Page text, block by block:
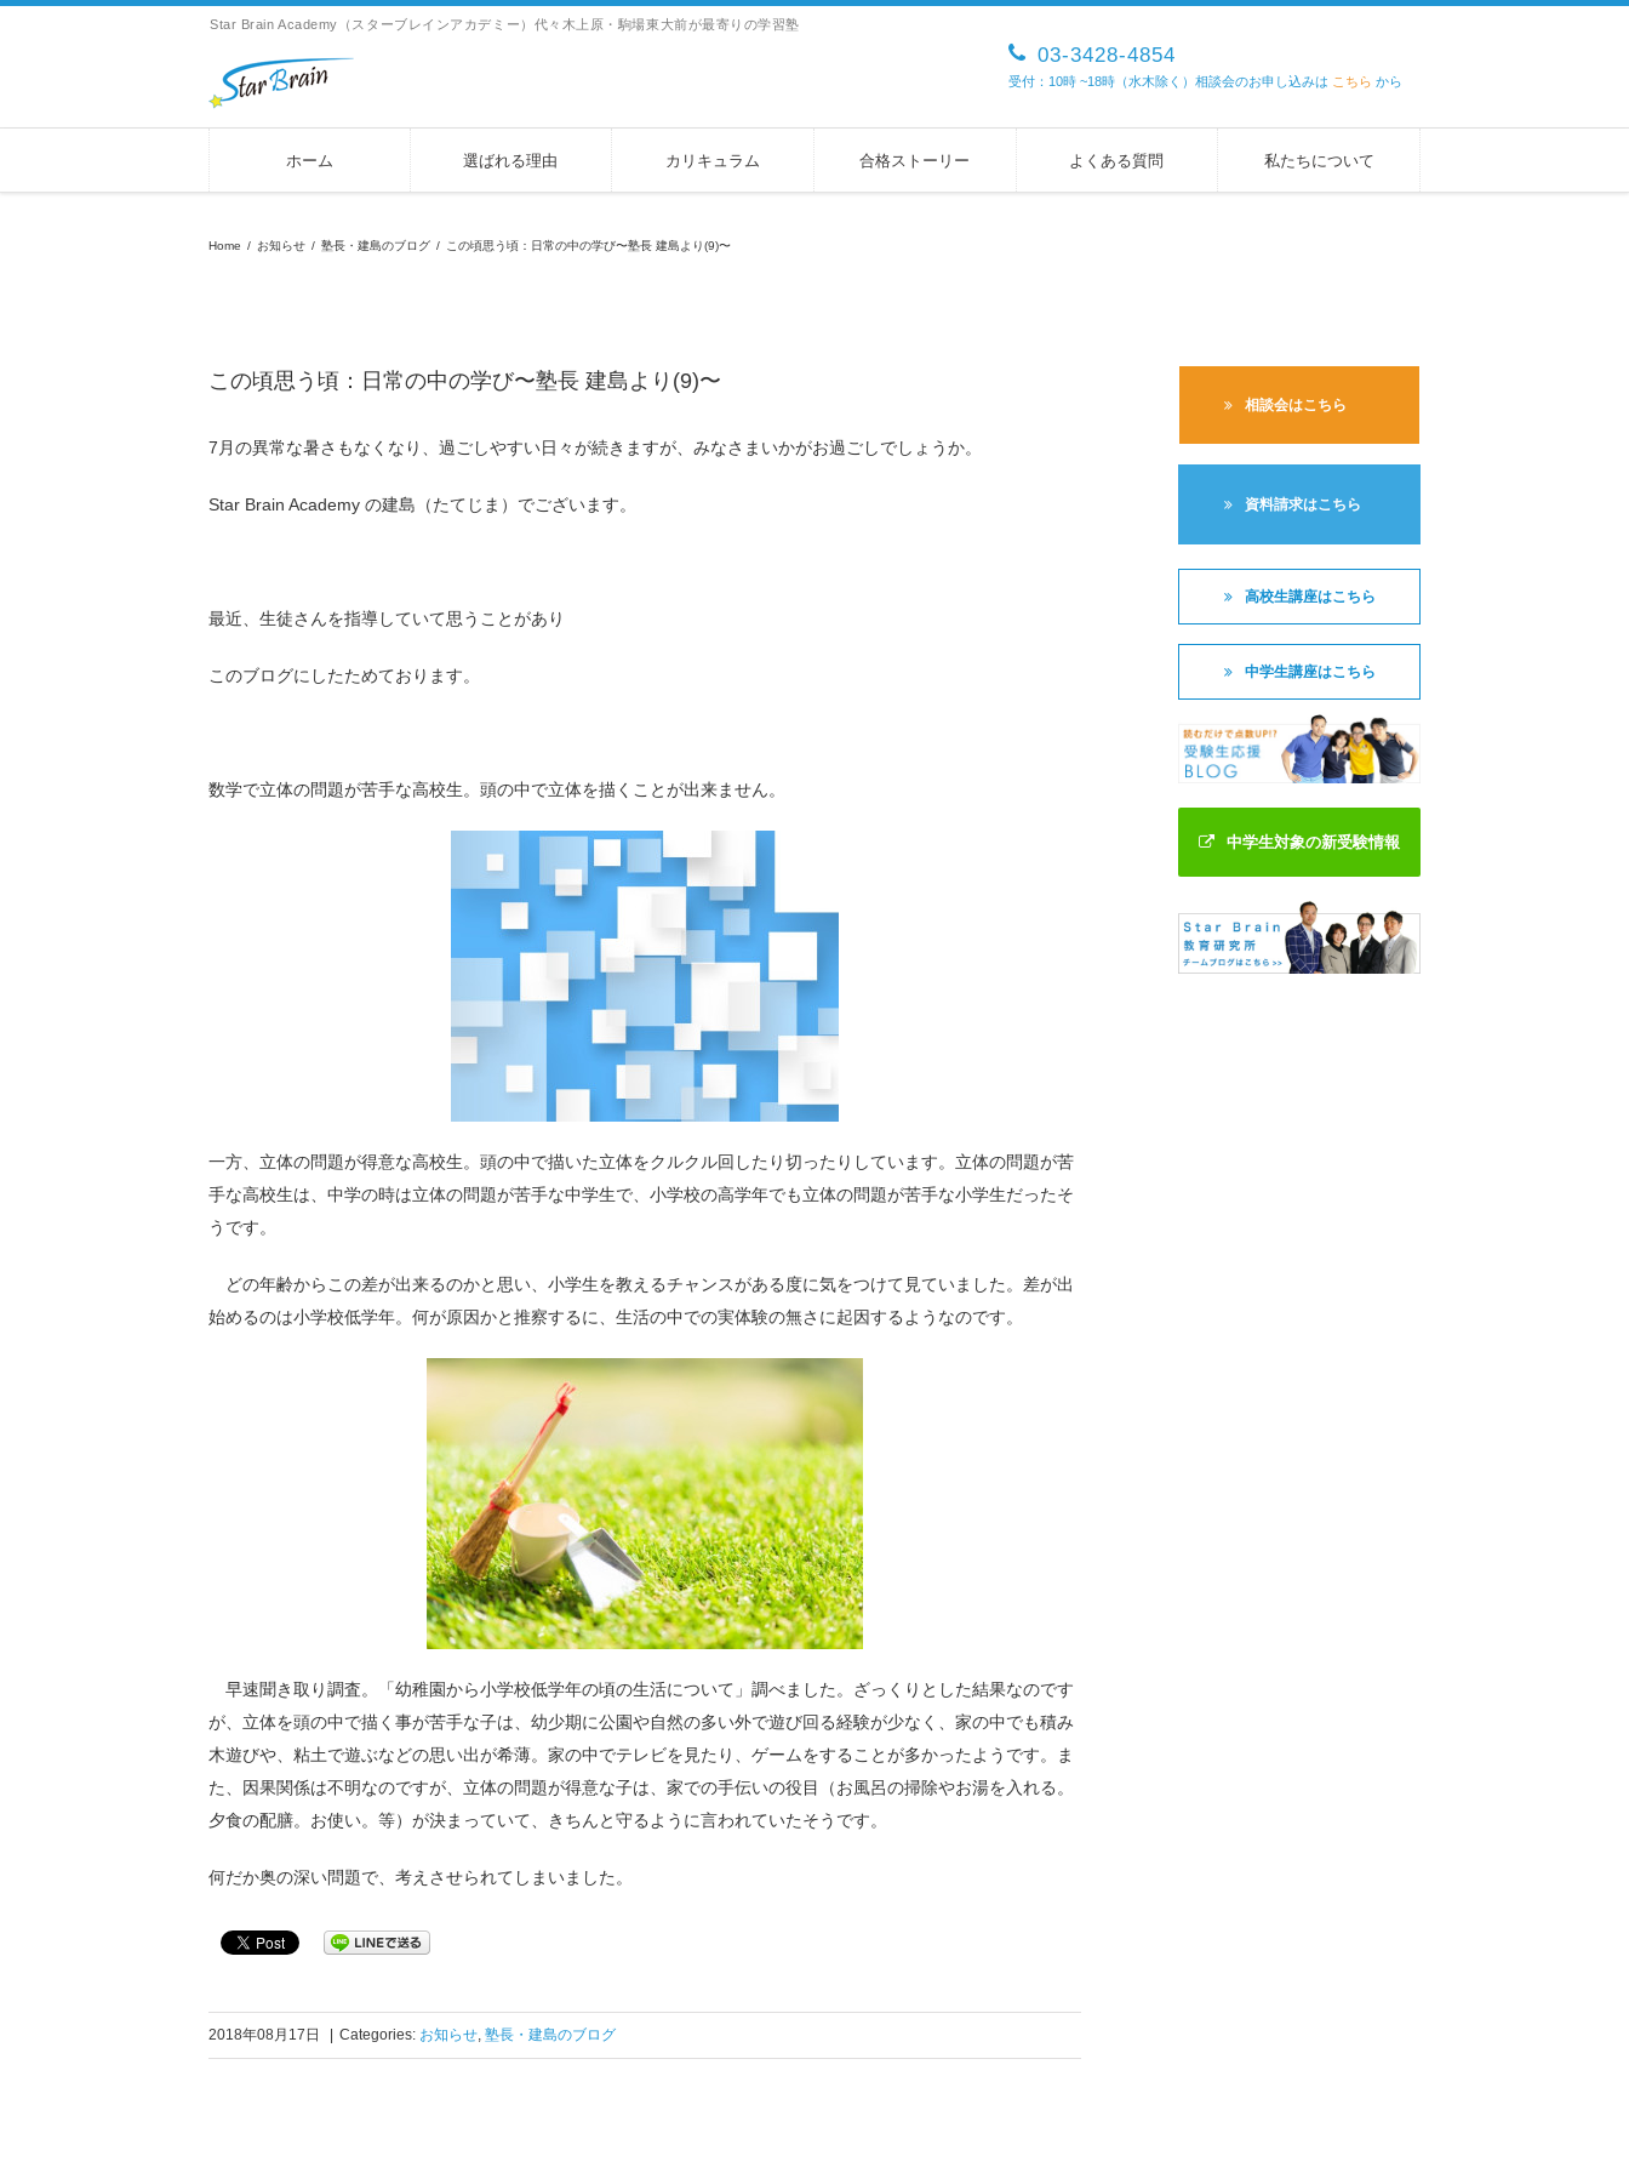
Star Brain Academy（スターブレインアカデミー）代々木上原・駒場東大前が最寄りの学習塾
03-3428-4854
受付：10時 ~18時（水木除く）相談会のお申し込みは こちら から
ホーム 選ばれる理由 カリキュラム 合格ストーリー よくある質問 私たちについて
Home / お知らせ / 塾長・建島のブログ / この頃思う頃：日常の中の学び〜塾長 建島より(9)〜
この頃思う頃：日常の中の学び〜塾長 建島より(9)〜
7月の異常な暑さもなくなり、過ごしやすい日々が続きますが、みなさまいかがお過ごしでしょうか。
Star Brain Academy の建島（たてじま）でございます。
最近、生徒さんを指導していて思うことがあり
このブログにしたためております。
数学で立体の問題が苦手な高校生。頭の中で立体を描くことが出来ません。
一方、立体の問題が得意な高校生。頭の中で描いた立体をクルクル回したり切ったりしています。立体の問題が苦
手な高校生は、中学の時は立体の問題が苦手な中学生で、小学校の高学年でも立体の問題が苦手な小学生だったそ
うです。
どの年齢からこの差が出来るのかと思い、小学生を教えるチャンスがある度に気をつけて見ていました。差が出
始めるのは小学校低学年。何が原因かと推察するに、生活の中での実体験の無さに起因するようなのです。
早速聞き取り調査。「幼稚園から小学校低学年の頃の生活について」調べました。ざっくりとした結果なのです
が、立体を頭の中で描く事が苦手な子は、幼少期に公園や自然の多い外で遊び回る経験が少なく、家の中でも積み
木遊びや、粘土で遊ぶなどの思い出が希薄。家の中でテレビを見たり、ゲームをすることが多かったようです。ま
た、因果関係は不明なのですが、立体の問題が得意な子は、家での手伝いの役目（お風呂の掃除やお湯を入れる。
夕食の配膳。お使い。等）が決まっていて、きちんと守るように言われていたそうです。
何だか奥の深い問題で、考えさせられてしまいました。
2018年08月17日 Categories: お知らせ, 塾長・建島のブログ
相談会はこちら
資料請求はこちら
高校生講座はこちら
中学生講座はこちら
中学生対象の新受験情報